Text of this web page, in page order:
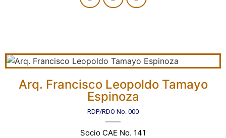
Arq. Francisco Leopoldo Tamayo
Espinoza
RDP/RDO No. 000
Socio CAE No. 141